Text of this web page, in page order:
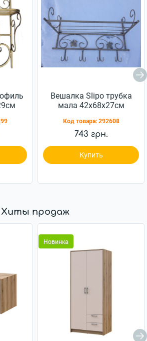
Вешалка Slipo трубка
мала 42x68x27см
Код товара: 292608
743 грн.
Купить
Хиты продаж
Новинка